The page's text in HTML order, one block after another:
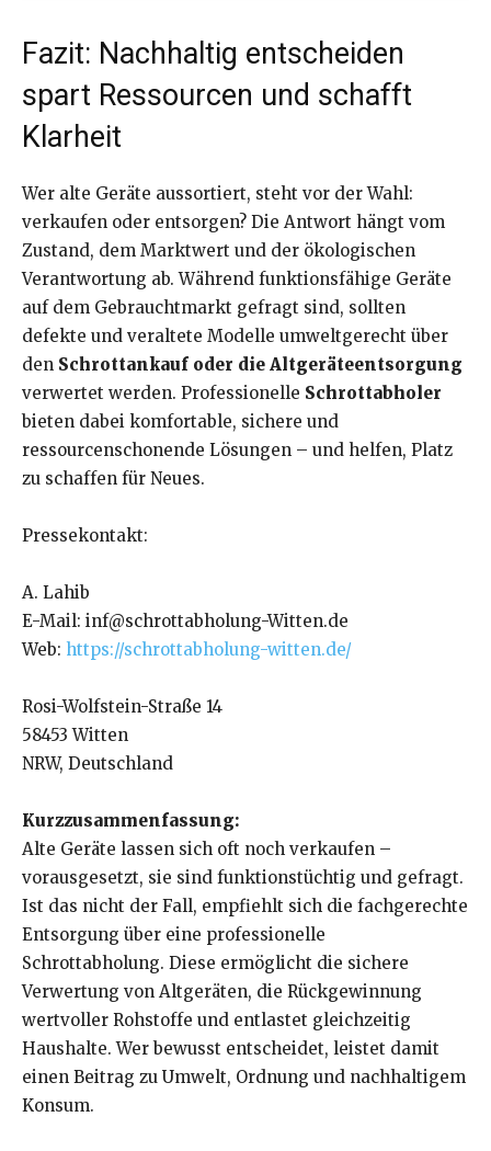
Fazit: Nachhaltig entscheiden
spart Ressourcen und schafft
Klarheit
Wer alte Geräte aussortiert, steht vor der Wahl:
verkaufen oder entsorgen? Die Antwort hängt vom
Zustand, dem Marktwert und der ökologischen
Verantwortung ab. Während funktionsfähige Geräte
auf dem Gebrauchtmarkt gefragt sind, sollten
defekte und veraltete Modelle umweltgerecht über
den Schrottankauf oder die Altgeräteentsorgung
verwertet werden. Professionelle Schrottabholer
bieten dabei komfortable, sichere und
ressourcenschonende Lösungen – und helfen, Platz
zu schaffen für Neues.
Pressekontakt:
A. Lahib
E-Mail: inf@schrottabholung-Witten.de
Web: https://schrottabholung-witten.de/
Rosi-Wolfstein-Straße 14
58453 Witten
NRW, Deutschland
Kurzzusammenfassung:
Alte Geräte lassen sich oft noch verkaufen –
vorausgesetzt, sie sind funktionstüchtig und gefragt.
Ist das nicht der Fall, empfiehlt sich die fachgerechte
Entsorgung über eine professionelle
Schrottabholung. Diese ermöglicht die sichere
Verwertung von Altgeräten, die Rückgewinnung
wertvoller Rohstoffe und entlastet gleichzeitig
Haushalte. Wer bewusst entscheidet, leistet damit
einen Beitrag zu Umwelt, Ordnung und nachhaltigem
Konsum.